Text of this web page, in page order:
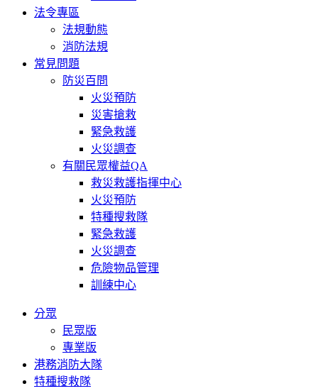
法令專區
法規動態
消防法規
常見問題
防災百問
火災預防
災害搶救
緊急救護
火災調查
有關民眾權益QA
救災救護指揮中心
火災預防
特種搜救隊
緊急救護
火災調查
危險物品管理
訓練中心
分眾
民眾版
專業版
港務消防大隊
特種搜救隊